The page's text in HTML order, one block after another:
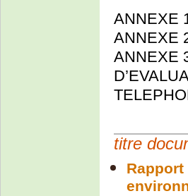
ANNEXE
ANNEXE
ANNEXE
titre